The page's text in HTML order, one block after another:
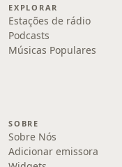
EXPLORAR
Estações de rádio
Podcasts
Músicas Populares
SOBRE
Sobre Nós
Adicionar emissora